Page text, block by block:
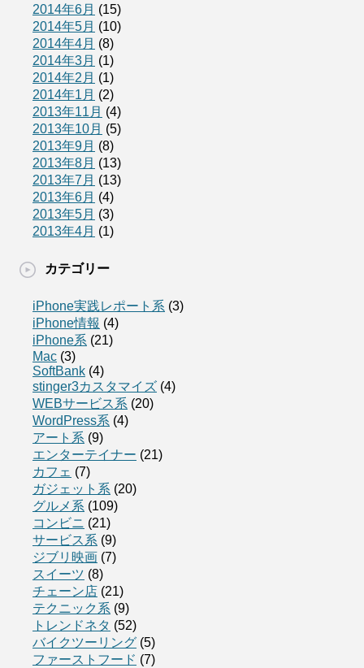
2014年6月 (15)
2014年5月 (10)
2014年4月 (8)
2014年3月 (1)
2014年2月 (1)
2014年1月 (2)
2013年11月 (4)
2013年10月 (5)
2013年9月 (8)
2013年8月 (13)
2013年7月 (13)
2013年6月 (4)
2013年5月 (3)
2013年4月 (1)
カテゴリー
iPhone実践レポート系 (3)
iPhone情報 (4)
iPhone系 (21)
Mac (3)
SoftBank (4)
stinger3カスタマイズ (4)
WEBサービス系 (20)
WordPress系 (4)
アート系 (9)
エンターテイナー (21)
カフェ (7)
ガジェット系 (20)
グルメ系 (109)
コンビニ (21)
サービス系 (9)
ジブリ映画 (7)
スイーツ (8)
チェーン店 (21)
テクニック系 (9)
トレンドネタ (52)
バイクツーリング (5)
ファーストフード (7)